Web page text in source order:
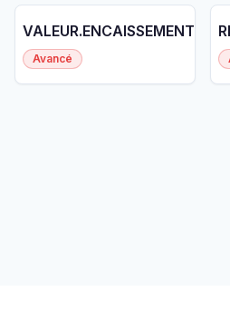
VALEUR.ENCAISSEMENT
Avancé